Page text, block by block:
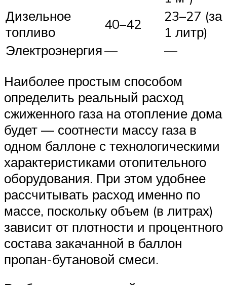
Дизельное
топливо
40–42
23–27 (за
1 литр)
Электроэнергия—
—
Наиболее простым способом
определить реальный расход
сжиженного газа на отопление дома
будет — соотнести массу газа в
одном баллоне с технологическими
характеристиками отопительного
оборудования. При этом удобнее
рассчитывать расход именно по
массе, поскольку объем (в литрах)
зависит от плотности и процентного
состава закачанной в баллон
пропан-бутановой смеси.